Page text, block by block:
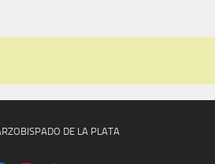
DE LA PLATA